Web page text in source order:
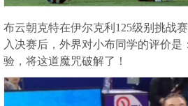
布云朝克特在伊尔克利125级别挑战
入决赛后，外界对小布同学的评价是
验，将这道魔咒破解了！